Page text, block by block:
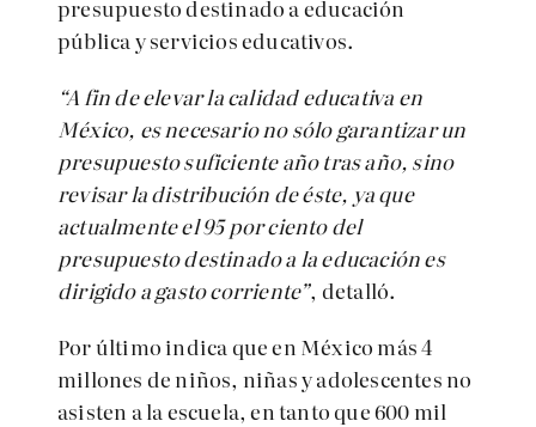
presupuesto destinado a educación
pública y servicios educativos.
“A fin de elevar la calidad educativa en
México, es necesario no sólo garantizar un
presupuesto suficiente año tras año, sino
revisar la distribución de éste, ya que
actualmente el 95 por ciento del
presupuesto destinado a la educación es
dirigido a gasto corriente”, detalló.
Por último indica que en México más 4
millones de niños, niñas y adolescentes no
asisten a la escuela, en tanto que 600 mil